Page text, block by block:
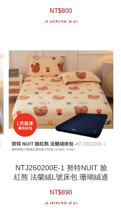
NTB68 NTB168 XL獨立筒充
氣床 夢遊仙境充氣睡墊 露營
NT$800
(USD26.64)
NTJ260200E-1 努特NUIT 臉
紅熊 法蘭絨L號床包 珊瑚絨適
NTB167 L獨立筒充氣床 夢遊
仙境充氣睡墊 祕密花園充氣
NT$890
(USD29.64)